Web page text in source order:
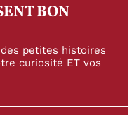
BON
petites histoires
curiosité ET vos